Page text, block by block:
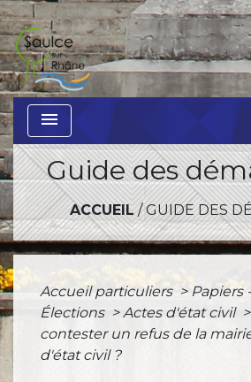
menu
Guide des
ACCUEIL/GUIDE DES
Accueil particuliers> Papiers
Élections > Actes d'état civil >
contester un refus de la
d'état civil ?